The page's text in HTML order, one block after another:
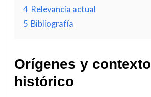
4 Relevancia actual
5 Bibliografía
Orígenes y contexto
histórico